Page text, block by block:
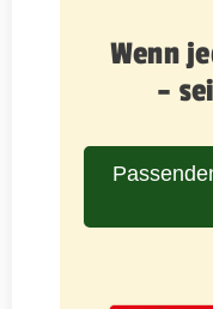
Wenn
–